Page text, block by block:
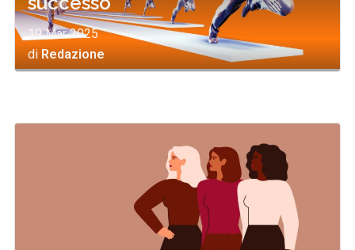
19 Mar 2025
di Redazione